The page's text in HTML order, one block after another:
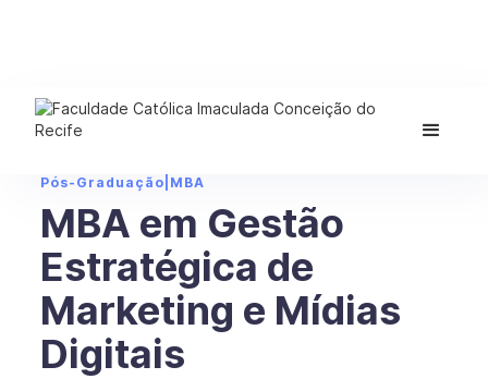
Pós-Graduação MBA
MBA em Gestão
Estratégica de
Marketing e Mídias
Digitais